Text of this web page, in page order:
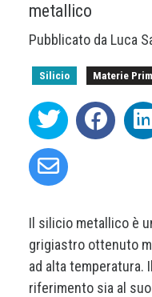
metallico
Pubblicato da Luca
Silicio Materie
Il silicio metallico è
grigiastro ottenuto
ad alta temperatura.
riferimento sia al